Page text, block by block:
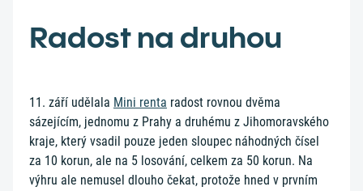
Radost na druhou
11. září udělala Mini renta radost rovnou dvěma
sázejícím, jednomu z Prahy a druhému z Jihomoravského
kraje, který vsadil pouze jeden sloupec náhodných čísel
za 10 korun, ale na 5 losování, celkem za 50 korun. Na
výhru ale nemusel dlouho čekat, protože hned v prvním